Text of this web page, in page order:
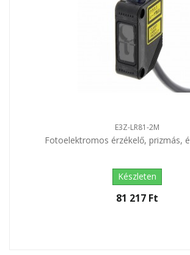
E3Z-LR81-2M
Fotoelektromos érzékelő, prizmás,
Készleten
81 217 Ft‎